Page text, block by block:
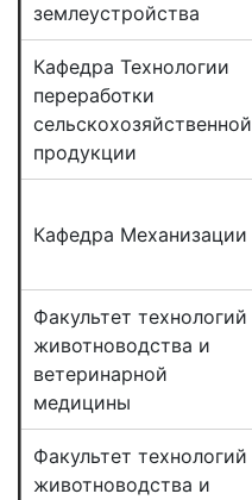
землеустройства
Кафедра Технологии
переработки
сельскохозяйственной
продукции
Кафедра Механизации
Факультет технологий
животноводства и
ветеринарной
медицины
Факультет технологий
животноводства и